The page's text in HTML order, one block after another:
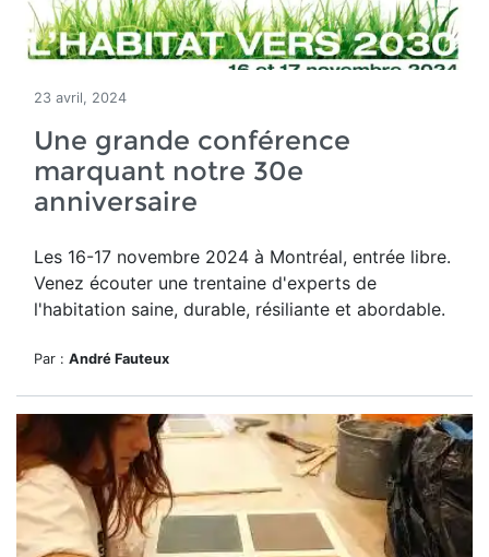
23 avril, 2024
Une grande conférence
marquant notre 30e
anniversaire
Les 16-17 novembre 2024 à Montréal, entrée libre.
Venez écouter une trentaine d'experts de
l'habitation saine, durable, résiliante et abordable.
Par : André Fauteux